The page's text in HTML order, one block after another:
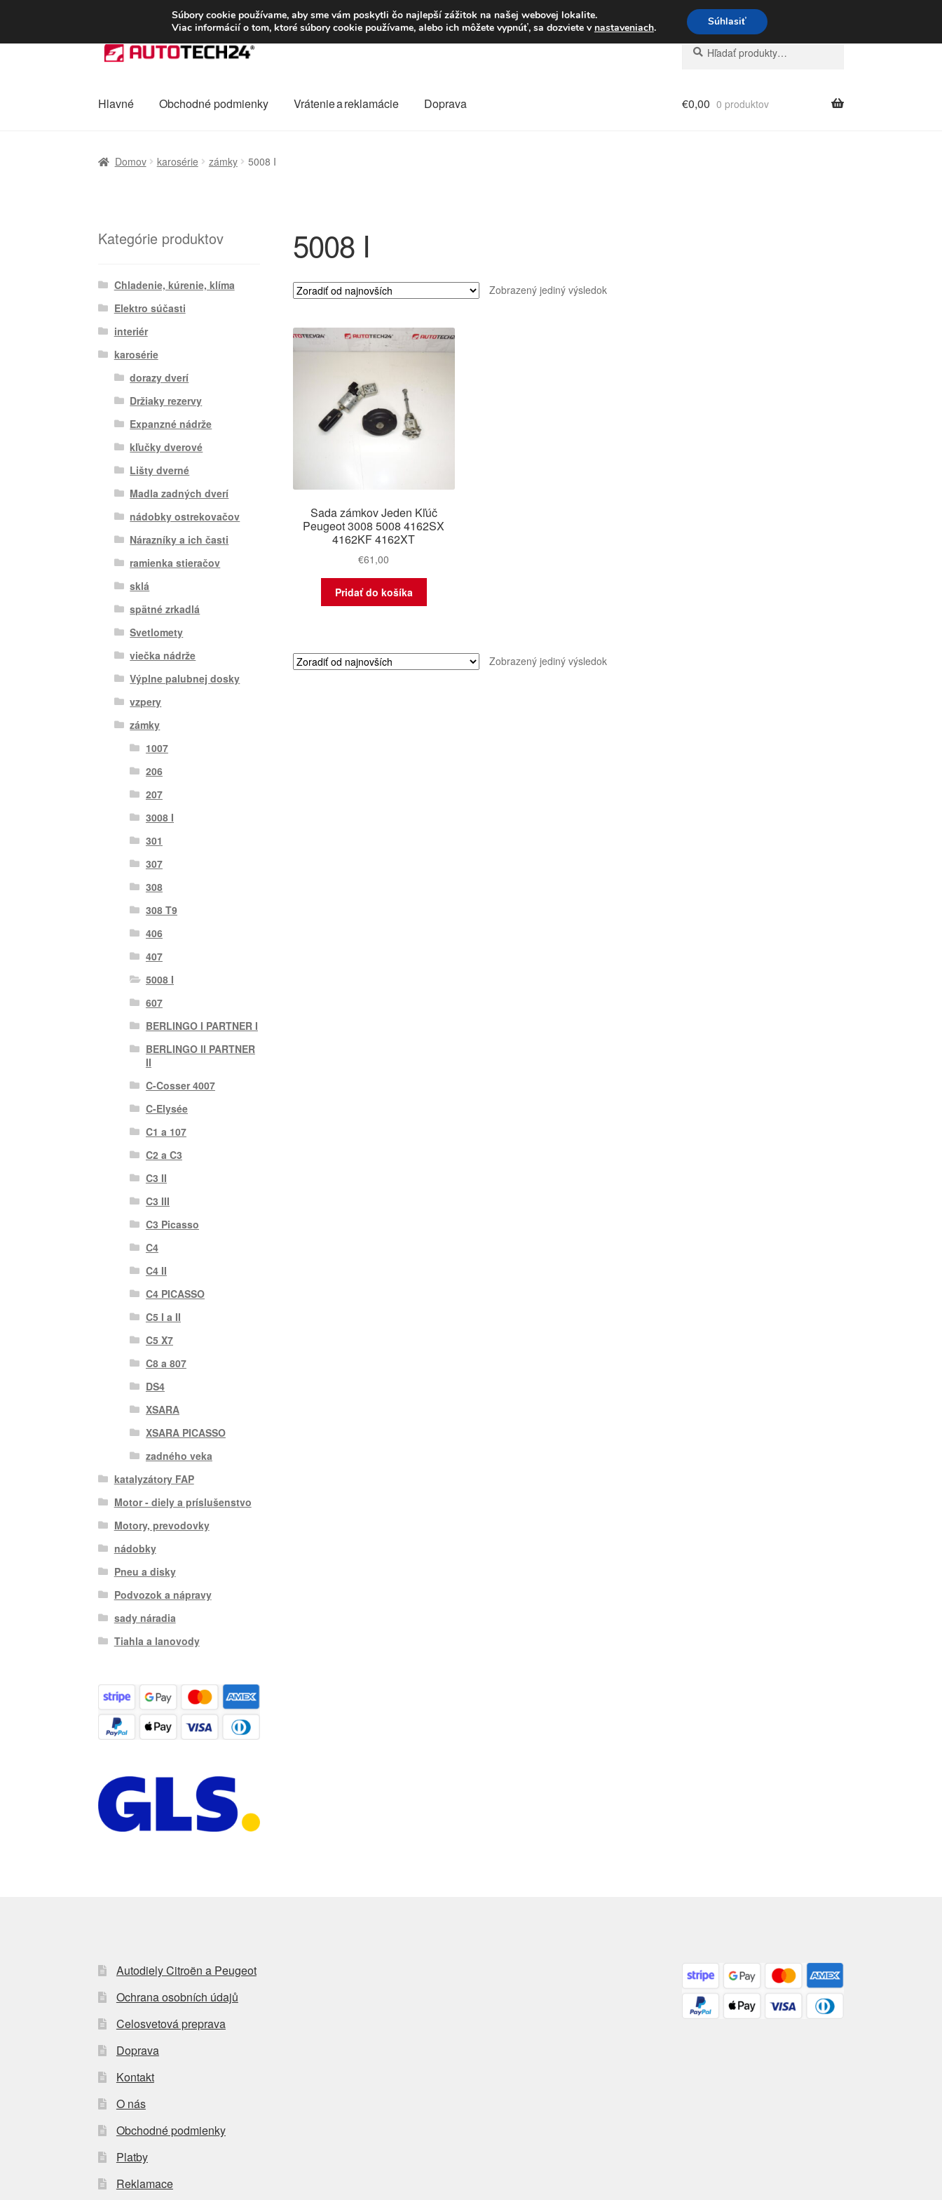
DOPRAVA od 6 EUR Po–Pi 09:00–16:00 233 221 276
Preskočiť
na
Preskočiť
na
Hľadať:
Vyhľadávanie
Hlavné Obchodné podmienky Vrátenie a reklamácie Doprava €0,00 0 produktov
Domov karosérie zámky 5008 I
5008 I
Zobrazený jediný výsledok
Sada zámkov Jeden Kľúč
Peugeot 3008 5008 4162SX
4162KF 4162XT
€61,00
Pridať do košíka
Zobrazený jediný výsledok
Kategórie produktov
Chladenie, kúrenie, klíma
Elektro súčasti
interiér
karosérie
dorazy dverí
Držiaky rezervy
Expanzné nádrže
kľučky dverové
Lišty dverné
Madla zadných dverí
nádobky ostrekovačov
Nárazníky a ich časti
ramienka stieračov
sklá
spätné zrkadlá
Svetlomety
viečka nádrže
Výplne palubnej dosky
vzpery
zámky
1007
206
207
3008 I
301
307
308
308 T9
406
407
5008 I
607
BERLINGO I PARTNER I
BERLINGO II PARTNER
II
C-Cosser 4007
C-Elysée
C1 a 107
C2 a C3
C3 II
C3 III
C3 Picasso
C4
C4 II
C4 PICASSO
C5 I a II
C5 X7
C8 a 807
DS4
XSARA
XSARA PICASSO
zadného veka
katalyzátory FAP
Motor - diely a príslušenstvo
Motory, prevodovky
nádobky
Pneu a disky
Podvozok a nápravy
sady náradia
Tiahla a lanovody
Autodiely Citroën a Peugeot
Ochrana osobních údajů
Celosvetová preprava
Doprava
Kontakt
O nás
Obchodné podmienky
Platby
Reklamace
Súbory cookie používame, aby sme vám poskytli čo najlepší zážitok na našej webovej lokalite.
Viac informácií o tom, ktoré súbory cookie používame, alebo ich môžete vypnúť, sa dozviete v nastaveniach. Súhlasiť